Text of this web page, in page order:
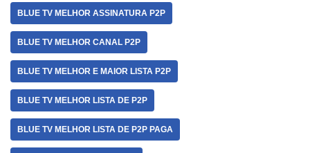
BLUE TV MELHOR ASSINATURA P2P
BLUE TV MELHOR CANAL P2P
BLUE TV MELHOR E MAIOR LISTA P2P
BLUE TV MELHOR LISTA DE P2P
BLUE TV MELHOR LISTA DE P2P PAGA